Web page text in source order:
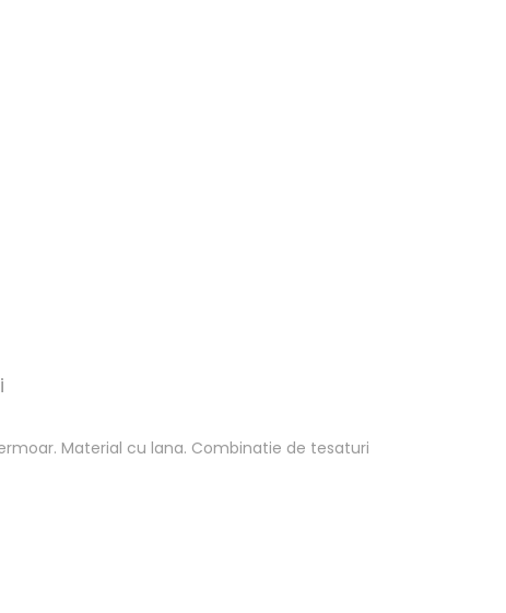
Material cu lana. Combinatie de tesaturi